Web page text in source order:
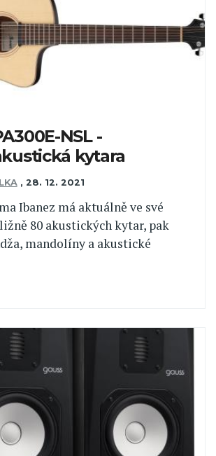
NSL -
kytara
, 28. 12. 2021
Ibanez má aktuálně ve své
80 akustických kytar, pak
mandolíny a akustické